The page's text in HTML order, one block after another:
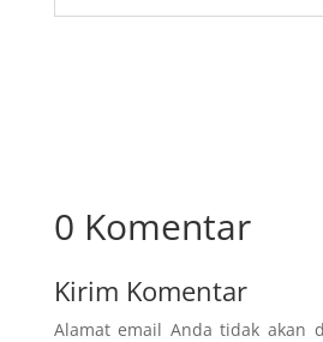
0 Komentar
Kirim Komentar
Alamat email Anda tidak akan